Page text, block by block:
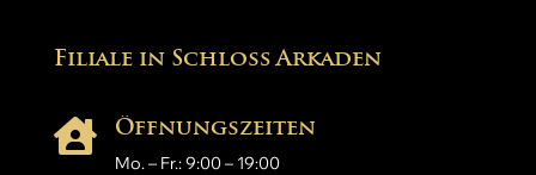
Filiale in Schloß Arkaden
 Öffnungszeiten
Mo. – Fr.: 9:00 – 19:00